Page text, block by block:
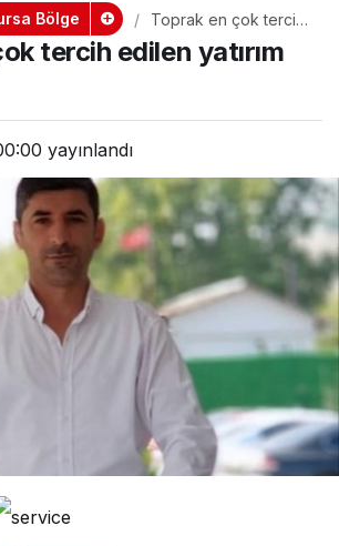
Bölge
Toprak en çok tercih
edilen yatırım oldu
tercih edilen yatırım
yayınlandı